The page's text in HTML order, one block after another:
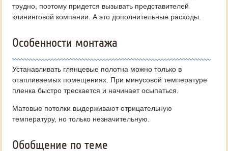
трудно, поэтому придется вызывать представителей
клининговой компании. А это дополнительные расходы.
Особенности монтажа
Устанавливать глянцевые полотна можно только в
отапливаемых помещениях. При минусовой температуре
пленка быстро трескается и начинает осыпаться.
Матовые потолки выдерживают отрицательную
температуру, но только незначительную.
Обобщение по теме